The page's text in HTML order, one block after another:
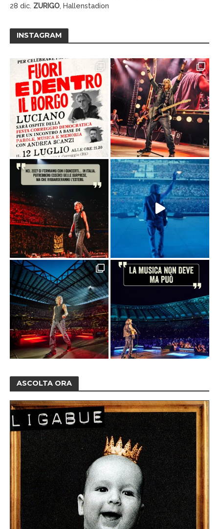
28 dic. ZURIGO, Hallenstadion
INSTAGRAM
ASCOLTA ORA